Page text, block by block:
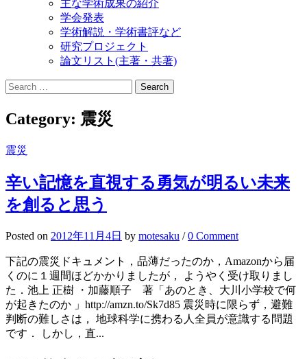
主な学術成果の紹介
学会発表
学術解説・学術書評など
研究プロジェクト
論文リスト(主著・共著)
Search
for:
Category: 震災
震災
辛い記憶を直視する勇気が明るい未来
を創ると思う
Posted on 2012年11月4日 by motesaku /0 Comment
下記の震災ドキュメント，品薄だったのか，Amazonから届
くのに１週間ほどかかりましたが， ようやく受け取りまし
た．池上 正樹 ・加藤順子 著「あのとき、大川小学校で何
が起きたのか 」http://amzn.to/Sk7d85 震災時に限らず，避難
判断の難しさは， 地球科学に携わる人全員が意識する問題
です． しかし，直...